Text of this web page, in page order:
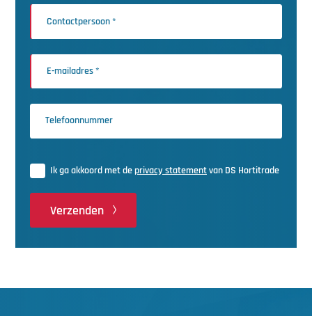
Ik ga akkoord met deprivacy statementvan DS Hortitrade
Verzenden